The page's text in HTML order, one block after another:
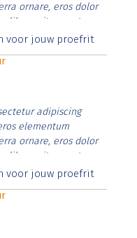
ornare, eros dolor
libero vitae erat.
id rutrum lorem
voor jouw proefrit
adipiscing
elementum
ornare, eros dolor
libero vitae erat.
id rutrum lorem
voor jouw proefrit